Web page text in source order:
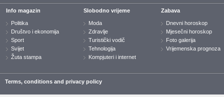
Info magazin
Politika
Društvo i ekonomija
Sport
Svijet
Žuta stampa
Slobodno vrijeme
Moda
Zdravlje
Turistički vodič
Tehnologija
Kompjuteri i internet
Zabava
Dnevni horoskop
Mjesečni horoskop
Foto galerija
Vrijemenska prognoza
Terms, conditions and privacy policy